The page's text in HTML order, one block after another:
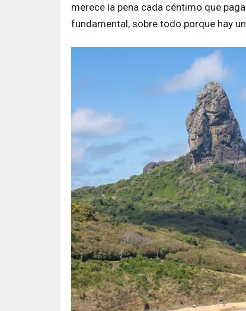
merece la pena cada céntimo que
fundamental, sobre todo porque hay